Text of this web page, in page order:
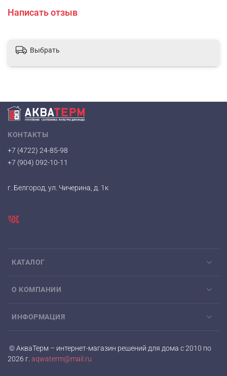
Написать отзыв
Выбрать
КАТАЛОГ
О КОМПАНИИ
ИНФОРМАЦИЯ
КОНТАКТЫ
+7 (4722) 24-85-98
+7 (904) 092-10-11
г. Белгород, ул. Чичерина, д. 1к
© АкваТерм – интернет-магазин решений для дома с 2010 по
2026 г. aqwaterm@mail.ru